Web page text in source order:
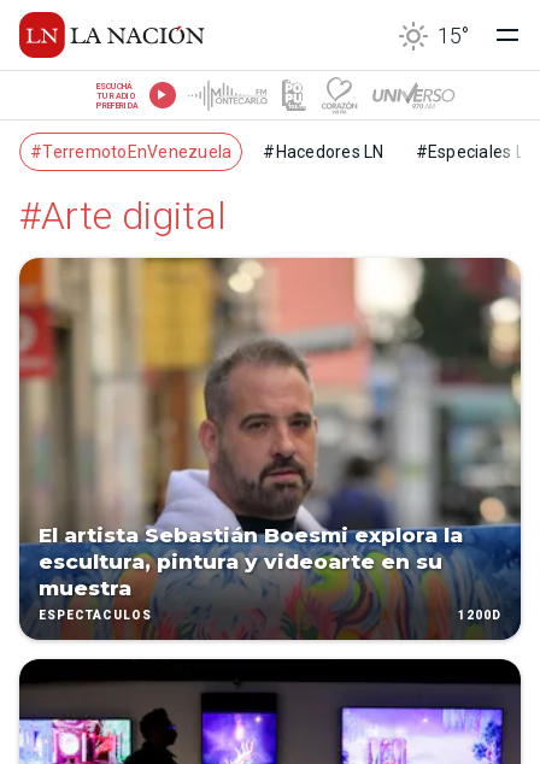
15°
ESCUCHÁ
TU RADIO
PREFERIDA
#TerremotoEnVenezuela #Hacedores LN #Especiales LN
#Arte digital
El artista Sebastián Boesmi explora la
escultura, pintura y videoarte en su
muestra
ESPECTÁCULOS 1200D